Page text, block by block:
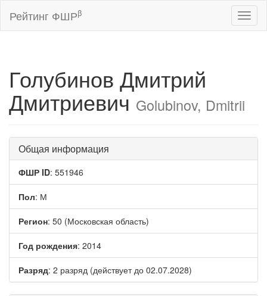
Рейтинг ФШРβ
Голубинов Дмитрий
ДмитриевичGolubinov, Dmitrii
Общая информация
ФШР ID: 551946
Пол: М
Регион: 50 (Московская область)
Год рождения: 2014
Разряд: 2 разряд (действует до 02.07.2028)